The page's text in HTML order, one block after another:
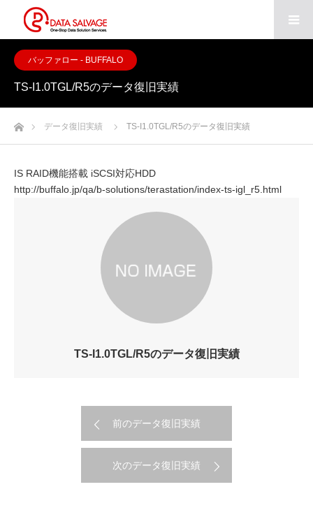
バッファロー - BUFFALO
TS-I1.0TGL/R5のデータ復旧実績
ホームデータ復旧実績 TS-I1.0TGL/R5のデータ復旧実績
IS RAID機能搭載 iSCSI対応HDD
http://buffalo.jp/qa/b-solutions/terastation/index-ts-igl_r5.html
TS-I1.0TGL/R5のデータ復旧実績
前のデータ復旧実績
次のデータ復旧実績